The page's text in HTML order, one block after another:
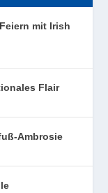
mit Irish
Flair
Ambrosie